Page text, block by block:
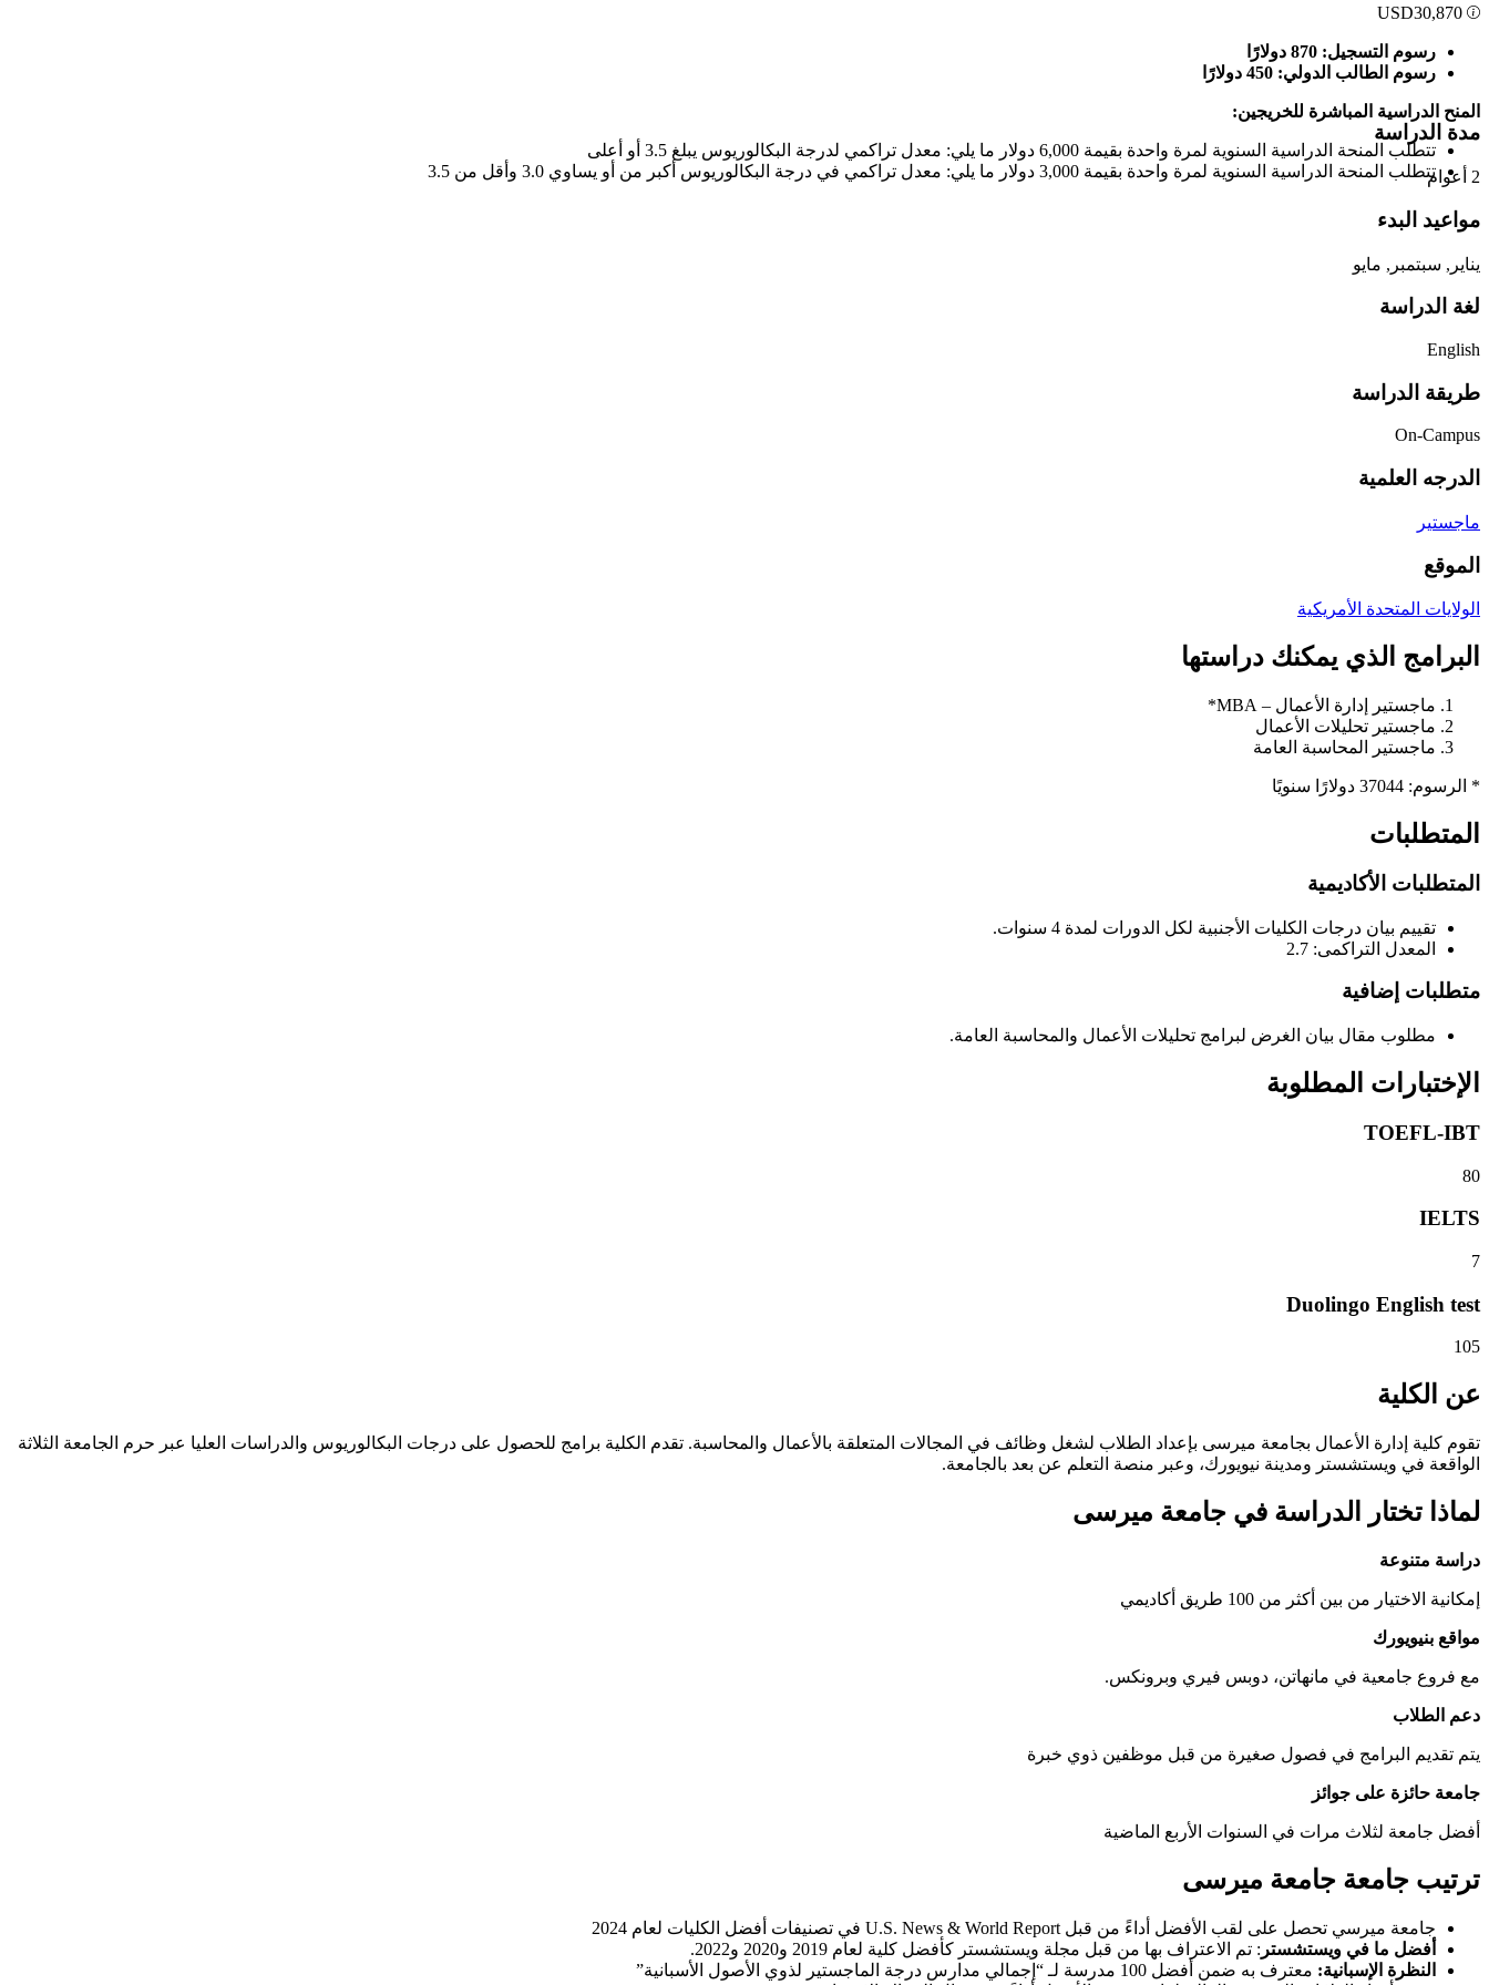
USD30,870
رسوم التسجيل: 870 دولارًا
رسوم الطالب الدولي: 450 دولارًا
المنح الدراسية المباشرة للخريجين:
تتطلب المنحة الدراسية السنوية لمرة واحدة بقيمة 6,000 دولار ما يلي: معدل تراكمي لدرجة البكالوريوس يبلغ 3.5 أو أعلى
تتطلب المنحة الدراسية السنوية لمرة واحدة بقيمة 3,000 دولار ما يلي: معدل تراكمي في درجة البكالوريوس أكبر من أو يساوي 3.0 وأقل من 3.5
مدة الدراسة
2 أعوام
مواعيد البدء
يناير, سبتمبر, مايو
لغة الدراسة
English
طريقة الدراسة
On-Campus
الدرجه العلمية
ماجستير
الموقع
الولايات المتحدة الأمريكية
البرامج الذي يمكنك دراستها
ماجستير إدارة الأعمال – MBA*
ماجستير تحليلات الأعمال
ماجستير المحاسبة العامة
* الرسوم: 37044 دولارًا سنويًا
المتطلبات
المتطلبات الأكاديمية
تقييم بيان درجات الكليات الأجنبية لكل الدورات لمدة 4 سنوات.
المعدل التراكمى: 2.7
متطلبات إضافية
مطلوب مقال بيان الغرض لبرامج تحليلات الأعمال والمحاسبة العامة.
الإختبارات المطلوبة
TOEFL-IBT
80
IELTS
7
Duolingo English test
105
عن الكلية
تقوم كلية إدارة الأعمال بجامعة ميرسى بإعداد الطلاب لشغل وظائف في المجالات المتعلقة بالأعمال والمحاسبة. تقدم الكلية برامج للحصول على درجات البكالوريوس والدراسات العليا عبر حرم الجامعة الثلاثة
الواقعة في ويستشستر ومدينة نيويورك، وعبر منصة التعلم عن بعد بالجامعة.
لماذا تختار الدراسة في جامعة ميرسى
دراسة متنوعة
إمكانية الاختيار من بين أكثر من 100 طريق أكاديمي
مواقع بنيويورك
مع فروع جامعية في مانهاتن، دوبس فيري وبرونكس.
دعم الطلاب
يتم تقديم البرامج في فصول صغيرة من قبل موظفين ذوي خبرة
جامعة حائزة على جوائز
أفضل جامعة لثلاث مرات في السنوات الأربع الماضية
ترتيب جامعة جامعة ميرسى
جامعة ميرسي تحصل على لقب الأفضل أداءً من قبل U.S. News & World Report في تصنيفات أفضل الكليات لعام 2024
أفضل ما في ويستشستر : تم الاعتراف بها من قبل مجلة ويستشستر كأفضل كلية لعام 2019 و2020 و2022.
النظرة الإسبانية: معترف به ضمن أفضل 100 مدرسة لـ “إجمالي مدارس درجة الماجستير لذوي الأصول الأسبانية”